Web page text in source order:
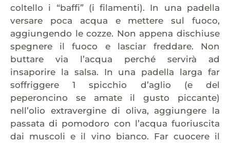
coltello i “baffi” (i filamenti). In una padella
versare poca acqua e mettere sul fuoco,
aggiungendo le cozze. Non appena dischiuse
spegnere il fuoco e lasciar freddare. Non
buttare via l’acqua perché servirà ad
insaporire la salsa. In una padella larga far
soffriggere 1 spicchio d’aglio (e del
peperoncino se amate il gusto piccante)
nell’olio extravergine di oliva, aggiungere la
passata di pomodoro con l’acqua fuoriuscita
dai muscoli e il vino bianco. Far cuocere il